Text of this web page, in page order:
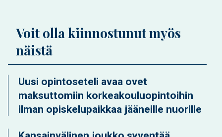
Voit olla kiinnostunut myös
näistä
Uusi opintoseteli avaa ovet
maksuttomiin korkeakouluopintoihin
ilman opiskelupaikkaa jääneille nuorille